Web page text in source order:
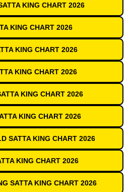
KING CHART 2026
KING CHART 2026
KING CHART 2026
KING CHART 2026
KING CHART 2026
KING CHART 2026
SATTA KING CHART 2026
KING CHART 2026
SATTA KING CHART 2026